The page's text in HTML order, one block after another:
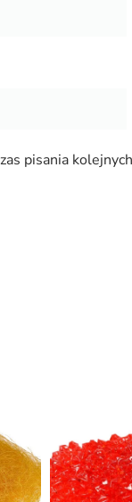
pisania